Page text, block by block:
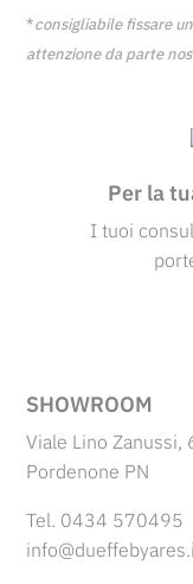
*consigliabile fissare
attenzione da parte
Per la
I tuoi
SHOWROOM
Viale Lino
Pordenone PN
Tel. 0434 570495